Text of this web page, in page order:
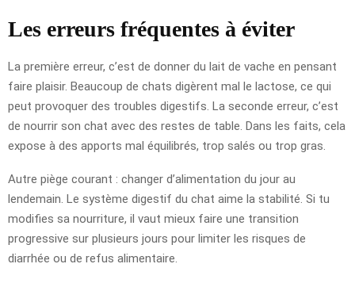
Les erreurs fréquentes à éviter
La première erreur, c’est de donner du lait de vache en pensant
faire plaisir. Beaucoup de chats digèrent mal le lactose, ce qui
peut provoquer des troubles digestifs. La seconde erreur, c’est
de nourrir son chat avec des restes de table. Dans les faits, cela
expose à des apports mal équilibrés, trop salés ou trop gras.
Autre piège courant : changer d’alimentation du jour au
lendemain. Le système digestif du chat aime la stabilité. Si tu
modifies sa nourriture, il vaut mieux faire une transition
progressive sur plusieurs jours pour limiter les risques de
diarrhée ou de refus alimentaire.